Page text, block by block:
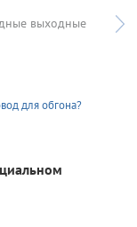
выходные
для обгона?